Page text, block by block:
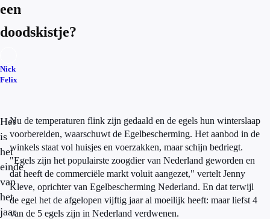
een
doodskistje?
Nick
Felix
Het
is
het
einde
van
het
jaar
Nu de temperaturen flink zijn gedaald en de egels hun winterslaap
voorbereiden, waarschuwt de Egelbescherming. Het aanbod in de
winkels staat vol huisjes en voerzakken, maar schijn bedriegt.
"Egels zijn het populairste zoogdier van Nederland geworden en
dat heeft de commerciële markt voluit aangezet," vertelt Jenny
Kleve, oprichter van Egelbescherming Nederland. En dat terwijl
de egel het de afgelopen vijftig jaar al moeilijk heeft: maar liefst 4
van de 5 egels zijn in Nederland verdwenen.